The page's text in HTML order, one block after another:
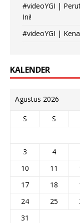
#videoYGI |
Ini!
#videoYGI |
KALENDER
Agustus 2026
S S
3
4
10
11
17
18
24
25
31